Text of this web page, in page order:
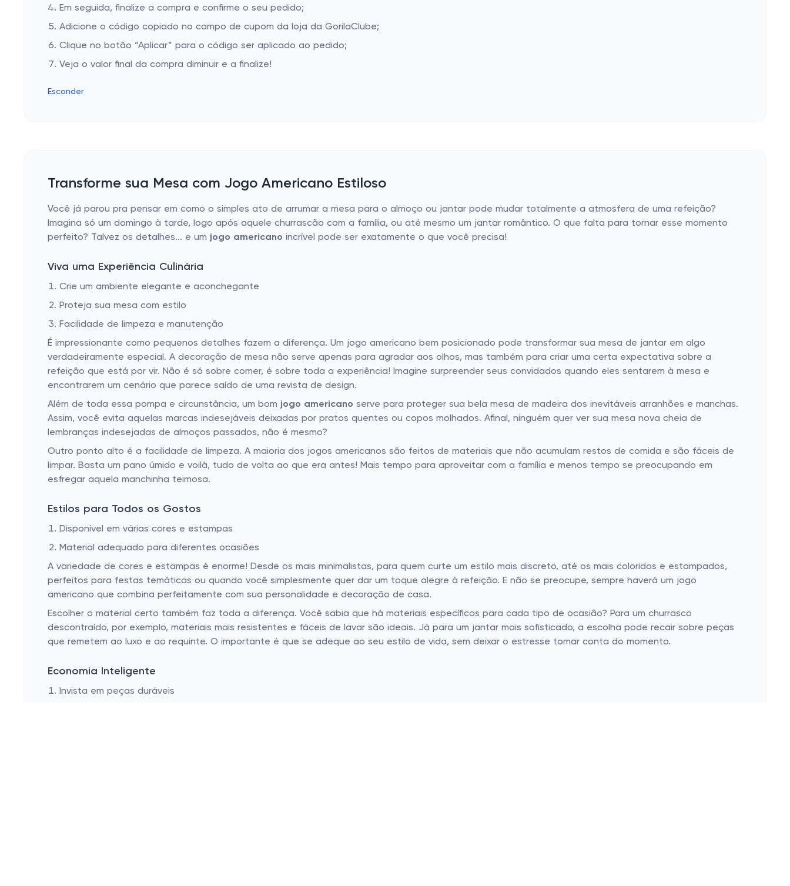
Copos de Cerveja
Porta Alimentos
Petisqueira
Kit Churrasco
Taças para Comemorar
Em seguida, finalize a compra e confirme o seu pedido;
Adicione o código copiado no campo de cupom da loja da GorilaClube;
Clique no botão “Aplicar” para o código ser aplicado ao pedido;
Veja o valor final da compra diminuir e a finalize!
Esconder
Transforme sua Mesa com Jogo Americano Estiloso
Você já parou pra pensar em como o simples ato de arrumar a mesa para o almoço ou jantar pode mudar totalmente a atmosfera de uma refeição?
Imagina só um domingo à tarde, logo após aquele churrascão com a família, ou até mesmo um jantar romântico. O que falta para tornar esse momento
perfeito? Talvez os detalhes... e um jogo americano incrível pode ser exatamente o que você precisa!
Viva uma Experiência Culinária
Crie um ambiente elegante e aconchegante
Proteja sua mesa com estilo
Facilidade de limpeza e manutenção
É impressionante como pequenos detalhes fazem a diferença. Um jogo americano bem posicionado pode transformar sua mesa de jantar em algo
verdadeiramente especial. A decoração de mesa não serve apenas para agradar aos olhos, mas também para criar uma certa expectativa sobre a
refeição que está por vir. Não é só sobre comer, é sobre toda a experiência! Imagine surpreender seus convidados quando eles sentarem à mesa e
encontrarem um cenário que parece saído de uma revista de design.
Além de toda essa pompa e circunstância, um bom jogo americano serve para proteger sua bela mesa de madeira dos inevitáveis arranhões e manchas.
Assim, você evita aquelas marcas indesejáveis deixadas por pratos quentes ou copos molhados. Afinal, ninguém quer ver sua mesa nova cheia de
lembranças indesejadas de almoços passados, não é mesmo?
Outro ponto alto é a facilidade de limpeza. A maioria dos jogos americanos são feitos de materiais que não acumulam restos de comida e são fáceis de
limpar. Basta um pano úmido e voilà, tudo de volta ao que era antes! Mais tempo para aproveitar com a família e menos tempo se preocupando em
esfregar aquela manchinha teimosa.
Estilos para Todos os Gostos
Disponível em várias cores e estampas
Material adequado para diferentes ocasiões
A variedade de cores e estampas é enorme! Desde os mais minimalistas, para quem curte um estilo mais discreto, até os mais coloridos e estampados,
perfeitos para festas temáticas ou quando você simplesmente quer dar um toque alegre à refeição. E não se preocupe, sempre haverá um jogo
americano que combina perfeitamente com sua personalidade e decoração de casa.
Escolher o material certo também faz toda a diferença. Você sabia que há materiais específicos para cada tipo de ocasião? Para um churrasco
descontraído, por exemplo, materiais mais resistentes e fáceis de lavar são ideais. Já para um jantar mais sofisticado, a escolha pode recair sobre peças
que remetem ao luxo e ao requinte. O importante é que se adeque ao seu estilo de vida, sem deixar o estresse tomar conta do momento.
Economia Inteligente
Invista em peças duráveis